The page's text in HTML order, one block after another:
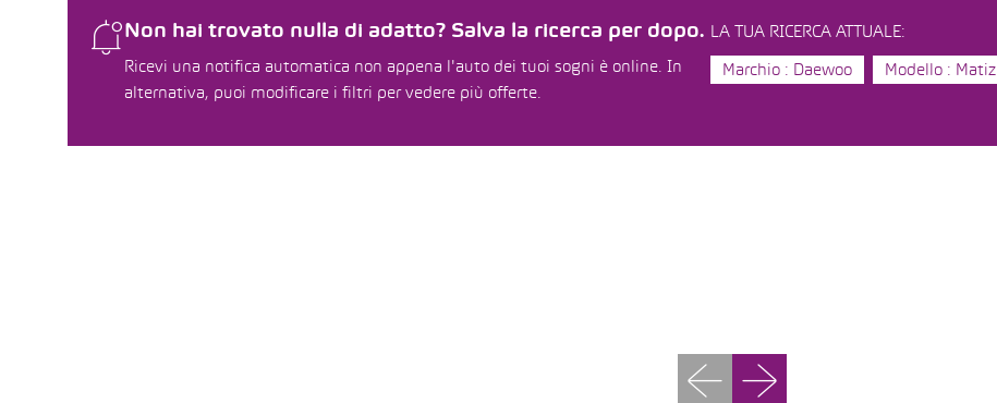
Non hai trovato nulla di adatto? Salva la ricerca per dopo.
Ricevi una notifica automatica non appena l'auto dei tuoi sogni è online. In
alternativa, puoi modificare i filtri per vedere più offerte.
LA TUA RICERCA ATTUALE:
Marchio : Daewoo Modello : Matiz